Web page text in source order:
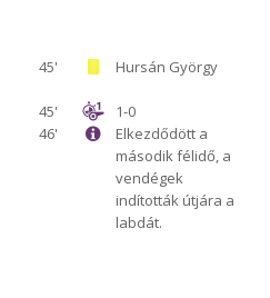
45'
Hursán György
45'
1-0
46'
Elkezdődött a
második félidő, a
vendégek
indították útjára a
labdát.